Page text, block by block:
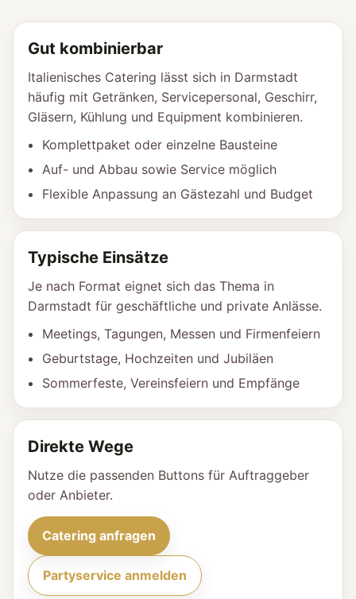
Gut kombinierbar
Italienisches Catering lässt sich in Darmstadt
häufig mit Getränken, Servicepersonal, Geschirr,
Gläsern, Kühlung und Equipment kombinieren.
Komplettpaket oder einzelne Bausteine
Auf- und Abbau sowie Service möglich
Flexible Anpassung an Gästezahl und Budget
Typische Einsätze
Je nach Format eignet sich das Thema in
Darmstadt für geschäftliche und private Anlässe.
Meetings, Tagungen, Messen und Firmenfeiern
Geburtstage, Hochzeiten und Jubiläen
Sommerfeste, Vereinsfeiern und Empfänge
Direkte Wege
Nutze die passenden Buttons für Auftraggeber
oder Anbieter.
Catering anfragen
Partyservice anmelden